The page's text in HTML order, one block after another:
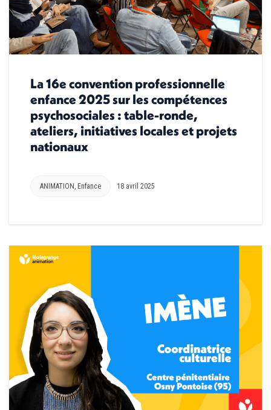
La 16e convention professionnelle
enfance 2025 sur les compétences
psychosociales : table-ronde,
ateliers, initiatives locales et projets
nationaux
ANIMATION Enfance 18 avril 2025